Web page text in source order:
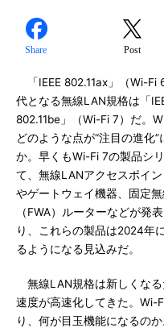
Share Post
「IEEE 802.11ax」（Wi-Fi
代となる無線LAN規格は「
802.11be」（Wi-Fi 7）だ。
どのような点が“注目の進化”
か。早くもWi-Fi 7の製品シ
て、無線LANアクセスポイン
やゲートウェイ機器、固定
（FWA）ルーターなどが発
り、これらの製品は2024年
るようになる見込みだ。
無線LAN規格は新しくな
速度が高速化してきた。Wi-
り、何が目玉機能になるの